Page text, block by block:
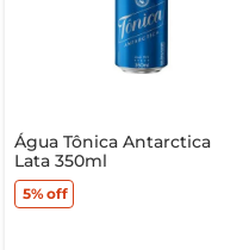
Água Tônica Antarctica
Lata 350ml
5%off